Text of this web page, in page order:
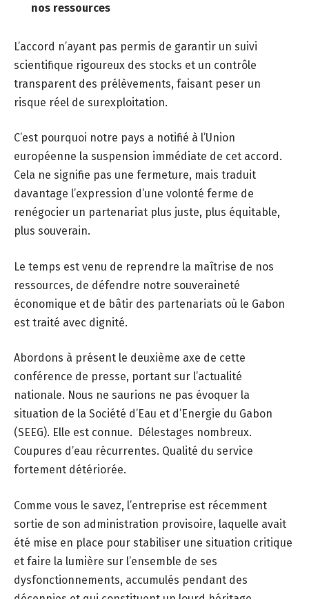
nos ressources
L’accord n’ayant pas permis de garantir un suivi
scientifique rigoureux des stocks et un contrôle
transparent des prélèvements, faisant peser un
risque réel de surexploitation.
C’est pourquoi notre pays a notifié à l’Union
européenne la suspension immédiate de cet accord.
Cela ne signifie pas une fermeture, mais traduit
davantage l’expression d’une volonté ferme de
renégocier un partenariat plus juste, plus équitable,
plus souverain.
Le temps est venu de reprendre la maîtrise de nos
ressources, de défendre notre souveraineté
économique et de bâtir des partenariats où le Gabon
est traité avec dignité.
Abordons à présent le deuxième axe de cette
conférence de presse, portant sur l’actualité
nationale. Nous ne saurions ne pas évoquer la
situation de la Société d’Eau et d’Energie du Gabon
(SEEG). Elle est connue. Délestages nombreux.
Coupures d’eau récurrentes. Qualité du service
fortement détériorée.
Comme vous le savez, l’entreprise est récemment
sortie de son administration provisoire, laquelle avait
été mise en place pour stabiliser une situation critique
et faire la lumière sur l’ensemble de ses
dysfonctionnements, accumulés pendant des